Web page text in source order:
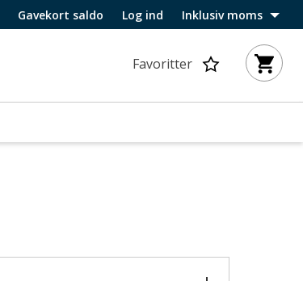
Gavekort saldo Log ind Inklusiv moms
Favoritter